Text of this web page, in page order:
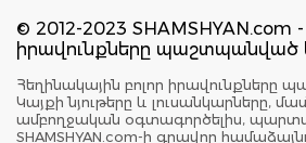
© 2012-2023 SHAMSHYAN.com -
իրավունքները պաշտպանված
Հեղինակային բոլոր իրավունքները
Կայքի նյութերը և լուսանկարները,
ամբողջական օգտագործելիս,
SHAMSHYAN.com-ի գրավոր